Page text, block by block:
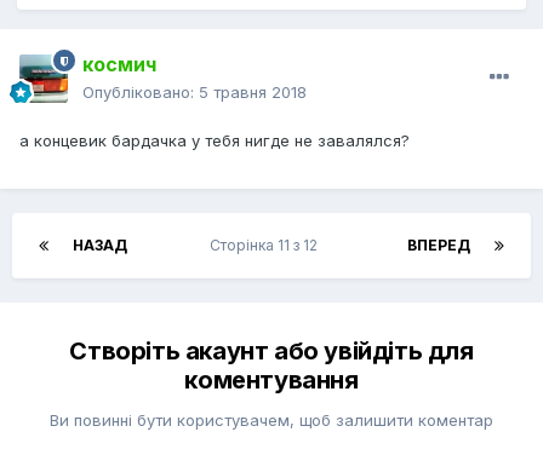
космич
Опубліковано: 5 травня 2018
а концевик бардачка у тебя нигде не завалялся?
НАЗАД ВПЕРЕД
Сторінка 11 з 12
Створіть акаунт або увійдіть для
коментування
Ви повинні бути користувачем, щоб залишити коментар